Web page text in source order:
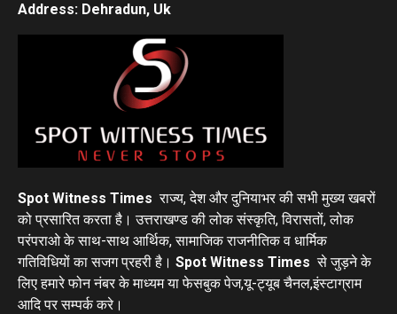
Address: Dehradun, Uk
Spot Witness Times राज्य, देश और दुनियाभर की सभी मुख्य खबरों
को प्रसारित करता है। उत्तराखण्ड की लोक संस्कृति, विरासतों, लोक
परंपराओ के साथ-साथ आर्थिक, सामाजिक राजनीतिक व धार्मिक
गतिविधियों का सजग प्रहरी है। Spot Witness Times से जुड़ने के
लिए हमारे फोन नंबर के माध्यम या फेसबुक पेज,यू-ट्यूब चैनल,इंस्टाग्राम
आदि पर सम्पर्क करे।